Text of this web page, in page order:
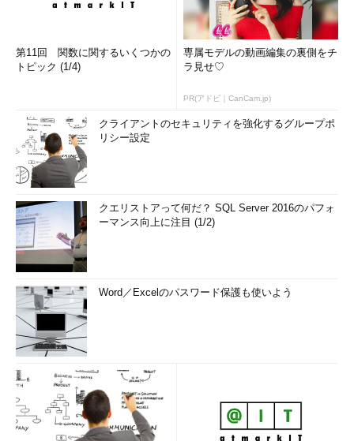
第11回 関数に関するいくつかの
トピック (1/4)
専属モデルの動画編集の裏側をチ
ラ見せ♡
PR(アドビ｜CanCam.jp)
クライアントのセキュリティを強化するグループポ
リシー設定
クエリストアって何だ？ SQL Server 2016のパフォ
ーマンス向上に注目 (1/2)
Word／Excelのパスワード保護も使いよう